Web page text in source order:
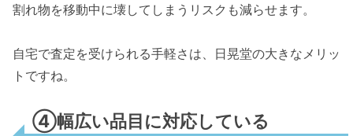
割れ物を移動中に壊してしまうリスクも減らせます。
自宅で査定を受けられる手軽さ は、日晃堂の大きなメリッ
トですね。
④幅広い品目に対応している